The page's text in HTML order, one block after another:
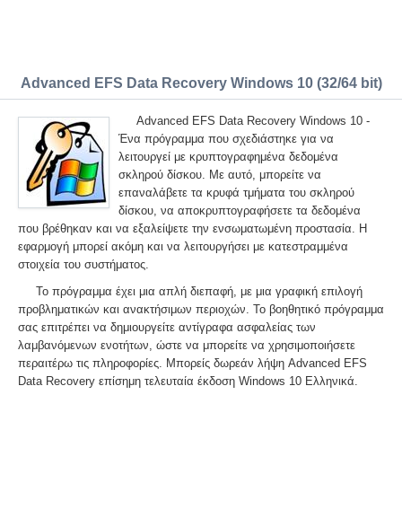
Advanced EFS Data Recovery Windows 10 (32/64 bit)
Advanced EFS Data Recovery Windows 10 -
Ένα πρόγραμμα που σχεδιάστηκε για να
λειτουργεί με κρυπτογραφημένα δεδομένα
σκληρού δίσκου. Με αυτό, μπορείτε να
επαναλάβετε τα κρυφά τμήματα του σκληρού
δίσκου, να αποκρυπτογραφήσετε τα δεδομένα
που βρέθηκαν και να εξαλείψετε την ενσωματωμένη προστασία. Η
εφαρμογή μπορεί ακόμη και να λειτουργήσει με κατεστραμμένα
στοιχεία του συστήματος.
Το πρόγραμμα έχει μια απλή διεπαφή, με μια γραφική επιλογή
προβληματικών και ανακτήσιμων περιοχών. Το βοηθητικό πρόγραμμα
σας επιτρέπει να δημιουργείτε αντίγραφα ασφαλείας των
λαμβανόμενων ενοτήτων, ώστε να μπορείτε να χρησιμοποιήσετε
περαιτέρω τις πληροφορίες. Μπορείς δωρεάν λήψη Advanced EFS
Data Recovery επίσημη τελευταία έκδοση Windows 10 Ελληνικά.